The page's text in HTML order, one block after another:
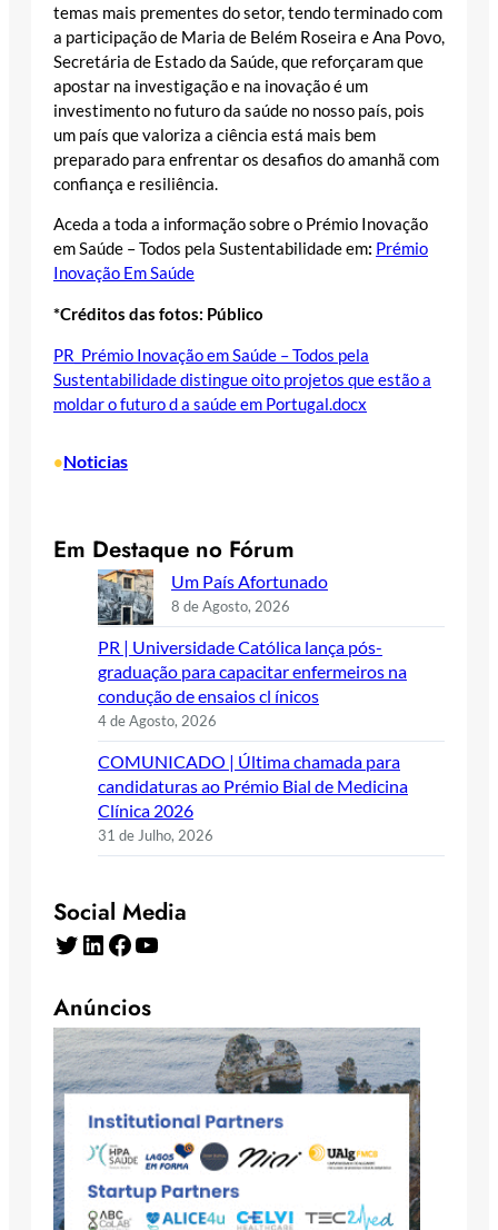
temas mais prementes do setor, tendo terminado com
a participação de Maria de Belém Roseira e Ana Povo,
Secretária de Estado da Saúde, que reforçaram que
apostar na investigação e na inovação é um
investimento no futuro da saúde no nosso país, pois
um país que valoriza a ciência está mais bem
preparado para enfrentar os desafios do amanhã com
confiança e resiliência.
Aceda a toda a informação sobre o Prémio Inovação
em Saúde – Todos pela Sustentabilidade em: Prémio
Inovação Em Saúde
*Créditos das fotos: Público
PR_Prémio Inovação em Saúde – Todos pela
Sustentabilidade distingue oito projetos que estão a
moldar o futuro d a saúde em Portugal.docx
•Noticias
Em Destaque no Fórum
Um País Afortunado
8 de Agosto, 2026
PR | Universidade Católica lança pós-
graduação para capacitar enfermeiros na
condução de ensaios cl ínicos
4 de Agosto, 2026
COMUNICADO | Última chamada para
candidaturas ao Prémio Bial de Medicina
Clínica 2026
31 de Julho, 2026
Social Media
Twitter LinkedIn Facebook YouTube
Anúncios